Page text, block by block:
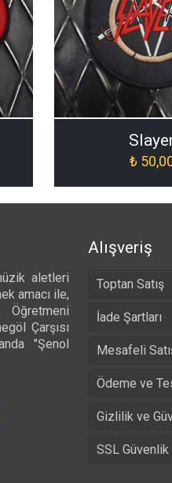
₺
aletleri
amacı ile,
Çarşısı
"Şenol
Alışveriş
Toptan Satış
İade Şartları
Mesafeli
Ödeme ve
Gizlilik ve
SSL